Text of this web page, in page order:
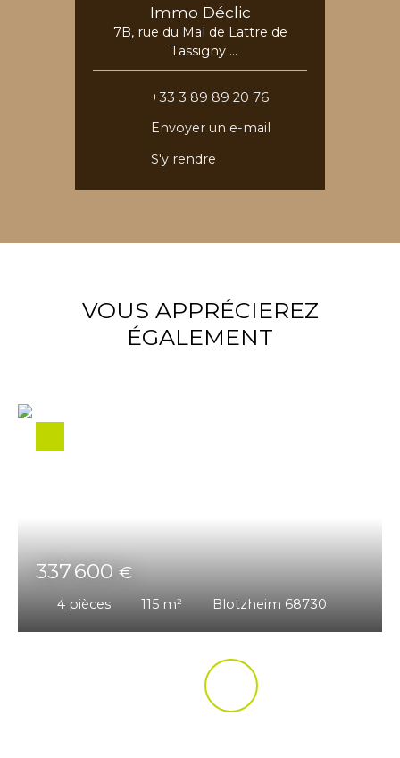
Immo Déclic
7B, rue du Mal de Lattre de
Tassigny
68730 Blotzheim
+33 3 89 89 20 76
Envoyer un e-mail
S'y rendre
VOUS APPRÉCIEREZ
ÉGALEMENT
337 600€
4 pièces 115 m² Blotzheim 68730